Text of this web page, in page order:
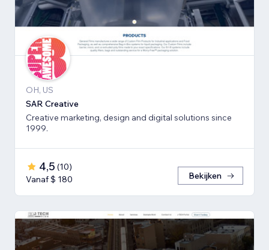
OH, US
SAR Creative
Creative marketing, design and digital solutions since
1999.
4,5 (10)
Vanaf $ 180
Bekijken